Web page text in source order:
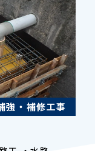
強・補修工事